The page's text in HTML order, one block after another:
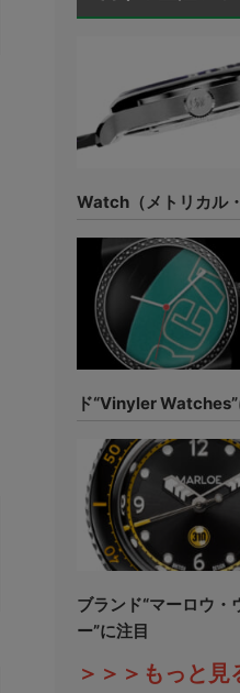
Watch（メトリカル
ド“Vinyler Watches”
ブランド“マーロウ・
ー”に注目
＞＞＞もっと見